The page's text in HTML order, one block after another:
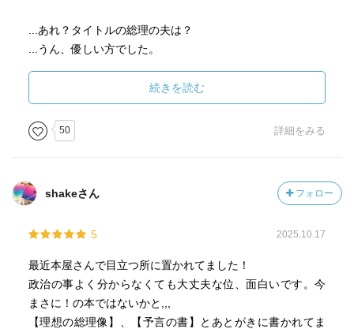
...あれ？タイトルの総理の夫は？
...うん、優しい方でした。
そしてやっぱり面白かった！マハさんの本は、どの本も読
んでいて心があったかくなる。
だけどね...終わり方が自分的にあっさりモヤッとした感じが
したので、評価星は⭐︎5つけたい気持ちを含んだ⭐︎4つで！
続きを読む
50 詳細をみる
shakeさん フォロー
5 2025.10.17
最近本屋さんで目立つ所に置かれてました！
政治の事よく分からなくても大丈夫な位、面白いです。今
まさに！の本ではないかと,,,
【理想の総理像】、【予言の書】とあとがきに書かれてま